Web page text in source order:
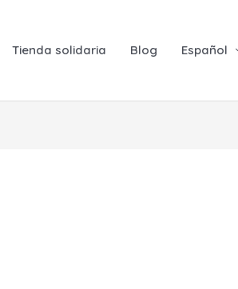
Tienda solidaria Blog Español